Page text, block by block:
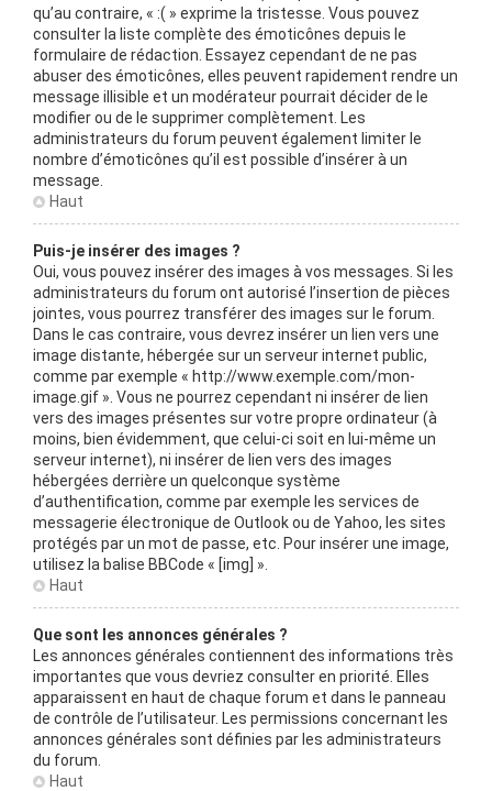
qu’au contraire, « :( » exprime la tristesse. Vous pouvez
consulter la liste complète des émoticônes depuis le
formulaire de rédaction. Essayez cependant de ne pas
abuser des émoticônes, elles peuvent rapidement rendre un
message illisible et un modérateur pourrait décider de le
modifier ou de le supprimer complètement. Les
administrateurs du forum peuvent également limiter le
nombre d’émoticônes qu’il est possible d’insérer à un
message.
Haut
Puis-je insérer des images ?
Oui, vous pouvez insérer des images à vos messages. Si les
administrateurs du forum ont autorisé l’insertion de pièces
jointes, vous pourrez transférer des images sur le forum.
Dans le cas contraire, vous devrez insérer un lien vers une
image distante, hébergée sur un serveur internet public,
comme par exemple « http://www.exemple.com/mon-
image.gif ». Vous ne pourrez cependant ni insérer de lien
vers des images présentes sur votre propre ordinateur (à
moins, bien évidemment, que celui-ci soit en lui-même un
serveur internet), ni insérer de lien vers des images
hébergées derrière un quelconque système
d’authentification, comme par exemple les services de
messagerie électronique de Outlook ou de Yahoo, les sites
protégés par un mot de passe, etc. Pour insérer une image,
utilisez la balise BBCode « [img] ».
Haut
Que sont les annonces générales ?
Les annonces générales contiennent des informations très
importantes que vous devriez consulter en priorité. Elles
apparaissent en haut de chaque forum et dans le panneau
de contrôle de l’utilisateur. Les permissions concernant les
annonces générales sont définies par les administrateurs
du forum.
Haut